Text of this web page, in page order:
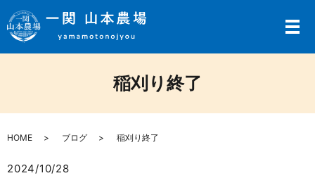
メ
稲刈り終了
HOME ブログ 稲刈り終了
2024/10/28